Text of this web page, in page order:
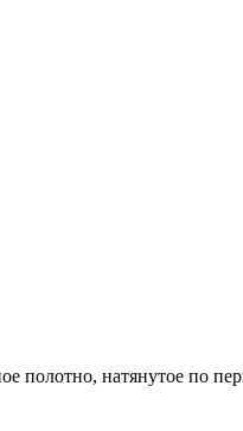
полотно, натянутое по